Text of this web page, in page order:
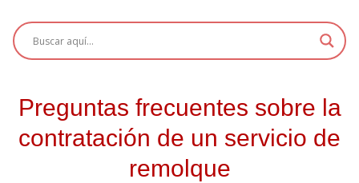
Preguntas frecuentes sobre la
contratación de un servicio de
remolque